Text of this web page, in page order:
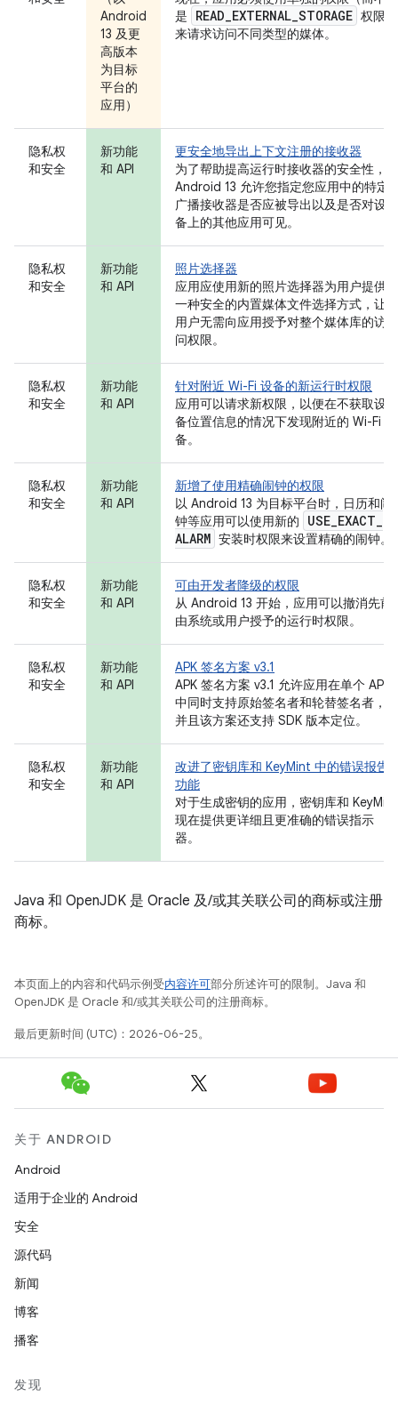
Android
13 及更
高版本
为目标
平台的
应用）
是
READ_EXTERNAL_STORAGE 权限）
来请求访问不同类型的媒体。
隐私权
和安全
新功能
和 API
更安全地导出上下文注册的接收器
为了帮助提高运行时接收器的安全性，
Android 13 允许您指定您应用中的特定
广播接收器是否应被导出以及是否对设
备上的其他应用可见。
隐私权
和安全
新功能
和 API
照片选择器
应用应使用新的照片选择器为用户提供
一种安全的内置媒体文件选择方式，让
用户无需向应用授予对整个媒体库的访
问权限。
隐私权
和安全
新功能
和 API
针对附近 Wi-Fi 设备的新运行时权限
应用可以请求新权限，以便在不获取设
备位置信息的情况下发现附近的 Wi-Fi 设
备。
隐私权
和安全
新功能
和 API
新增了使用精确闹钟的权限
以 Android 13 为目标平台时，日历和闹
钟等应用可以使用新的
USE_EXACT_
ALARM 安装时权限来设置精确的闹钟。
隐私权
和安全
新功能
和 API
可由开发者降级的权限
从 Android 13 开始，应用可以撤消先前
由系统或用户授予的运行时权限。
隐私权
和安全
新功能
和 API
APK 签名方案 v3.1
APK 签名方案 v3.1 允许应用在单个 APK
中同时支持原始签名者和轮替签名者，
并且该方案还支持 SDK 版本定位。
隐私权
和安全
新功能
和 API
改进了密钥库和 KeyMint 中的错误报告
功能
对于生成密钥的应用，密钥库和 KeyMint
现在提供更详细且更准确的错误指示
器。
Java 和 OpenJDK 是 Oracle 及/或其关联公司的商标或注册
商标。
本页面上的内容和代码示例受内容许可部分所述许可的限制。Java 和
OpenJDK 是 Oracle 和/或其关联公司的注册商标。
最后更新时间 (UTC)：2026-06-25。
关于 ANDROID
Android
适用于企业的 Android
安全
源代码
新闻
博客
播客
发现